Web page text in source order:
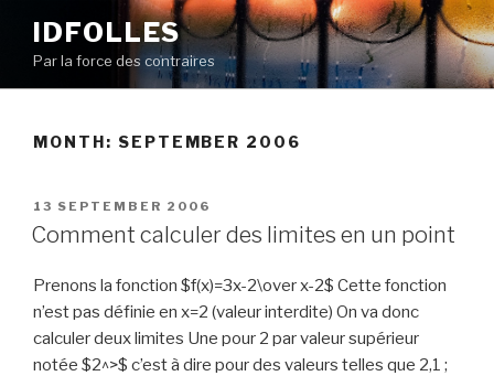
content
IDFOLLES
Par la force des contraires
MONTH: SEPTEMBER 2006
POSTED
ON
13 SEPTEMBER 2006
Comment calculer des limites en un point
Prenons la fonction $f(x)=3x-2\over x-2$ Cette fonction
n’est pas définie en x=2 (valeur interdite) On va donc
calculer deux limites Une pour 2 par valeur supérieur
notée $2^>$ c’est à dire pour des valeurs telles que 2,1 ;